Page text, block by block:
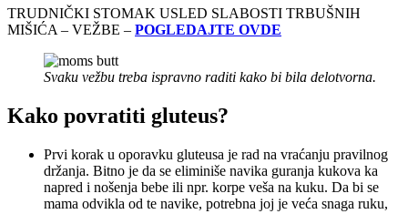
TRUDNIČKI STOMAK USLED SLABOSTI TRBUŠNIH
MIŠIĆA – VEŽBE – POGLEDAJTE OVDE
Svaku vežbu treba ispravno raditi kako bi bila delotvorna.
Kako povratiti gluteus?
Prvi korak u oporavku gluteusa je rad na vraćanju pravilnog
držanja. Bitno je da se eliminiše navika guranja kukova ka
napred i nošenja bebe ili npr. korpe veša na kuku. Da bi se
mama odvikla od te navike, potrebna joj je veća snaga ruku,